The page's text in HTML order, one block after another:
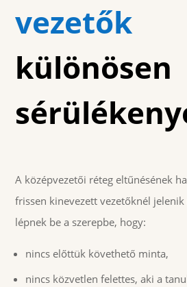
vezetők
különösen
A középvezetői réteg eltűnésének
frissen kinevezett vezetőknél
lépnek be a szerepbe, hogy:
nincs előttük követhető minta,
nincs közvetlen felettes, aki a